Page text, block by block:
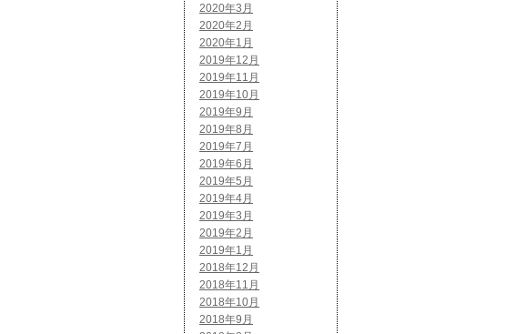
2020年3月
2020年2月
2020年1月
2019年12月
2019年11月
2019年10月
2019年9月
2019年8月
2019年7月
2019年6月
2019年5月
2019年4月
2019年3月
2019年2月
2019年1月
2018年12月
2018年11月
2018年10月
2018年9月